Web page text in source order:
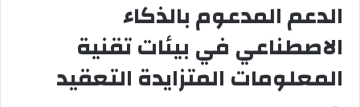
الدعم المدعوم بالذكاء
الاصطناعي في بيئات تقنية
المعلومات المتزايدة التعقيد